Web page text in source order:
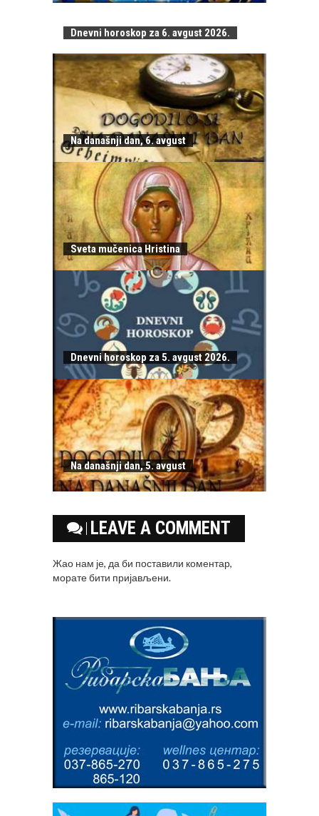
Dnevni horoskop za 6. avgust 2026.
Na današnji dan, 6. avgust
Sveta mučenica Hristina
Dnevni horoskop za 5. avgust 2026.
Na današnji dan, 5. avgust
LEAVE A COMMENT
Жао нам је, да би поставили коментар,
моратебити пријављени.